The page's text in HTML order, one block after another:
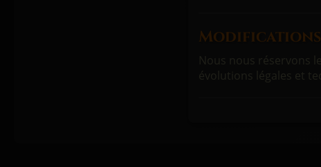
Modifications
Nous nous réservons
évolutions légales et